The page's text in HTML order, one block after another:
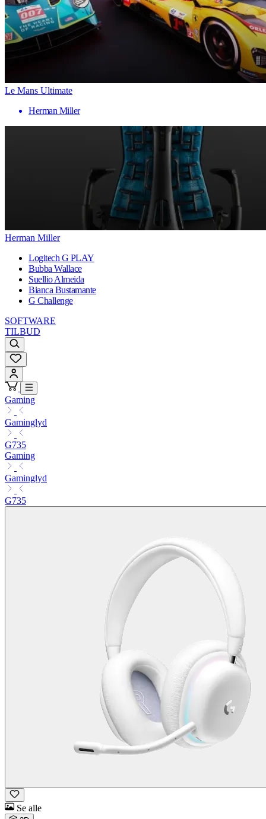
Le Mans Ultimate
Herman Miller
Herman Miller
Logitech G PLAY
Bubba Wallace
Suellio Almeida
Bianca Bustamante
G Challenge
SOFTWARE
TILBUD
Gaming
Gaminglyd
G735
Gaming
Gaminglyd
G735
Se alle